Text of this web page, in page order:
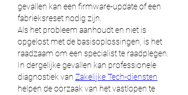
gevallen kan een firmware-update of een
fabrieksreset nodig zijn.
Als het probleem aanhoudt en niet is
opgelost met de basisoplossingen, is het
raadzaam om een ​​specialist te raadplegen.
In dergelijke gevallen kan professionele
diagnostiek van Zakelijke Tech-diensten
helpen de oorzaak van het vastlopen te